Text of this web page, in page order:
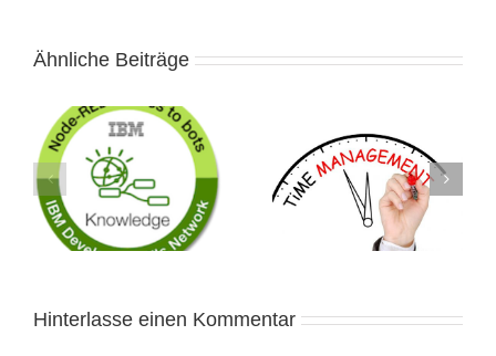
Ähnliche Beiträge
Zeitmanagement nicht
nur im Projekt
EXCEL Export aus
Trello
Hinterlasse einen Kommentar